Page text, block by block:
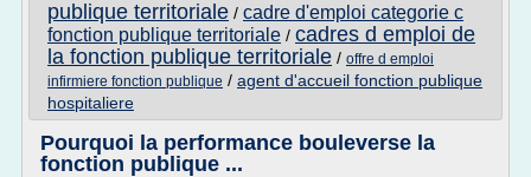
publique territoriale / cadre d'emploi categorie c
fonction publique territoriale / cadres d emploi de
la fonction publique territoriale / offre d emploi
infirmiere fonction publique / agent d'accueil fonction publique
hospitaliere
Pourquoi la performance bouleverse la
fonction publique ...